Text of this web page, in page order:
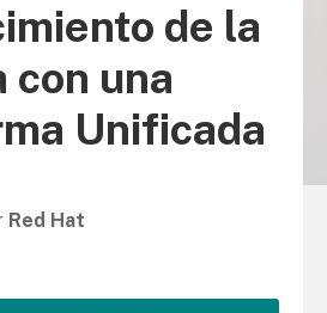
de la
con una
Unificada
Red Hat